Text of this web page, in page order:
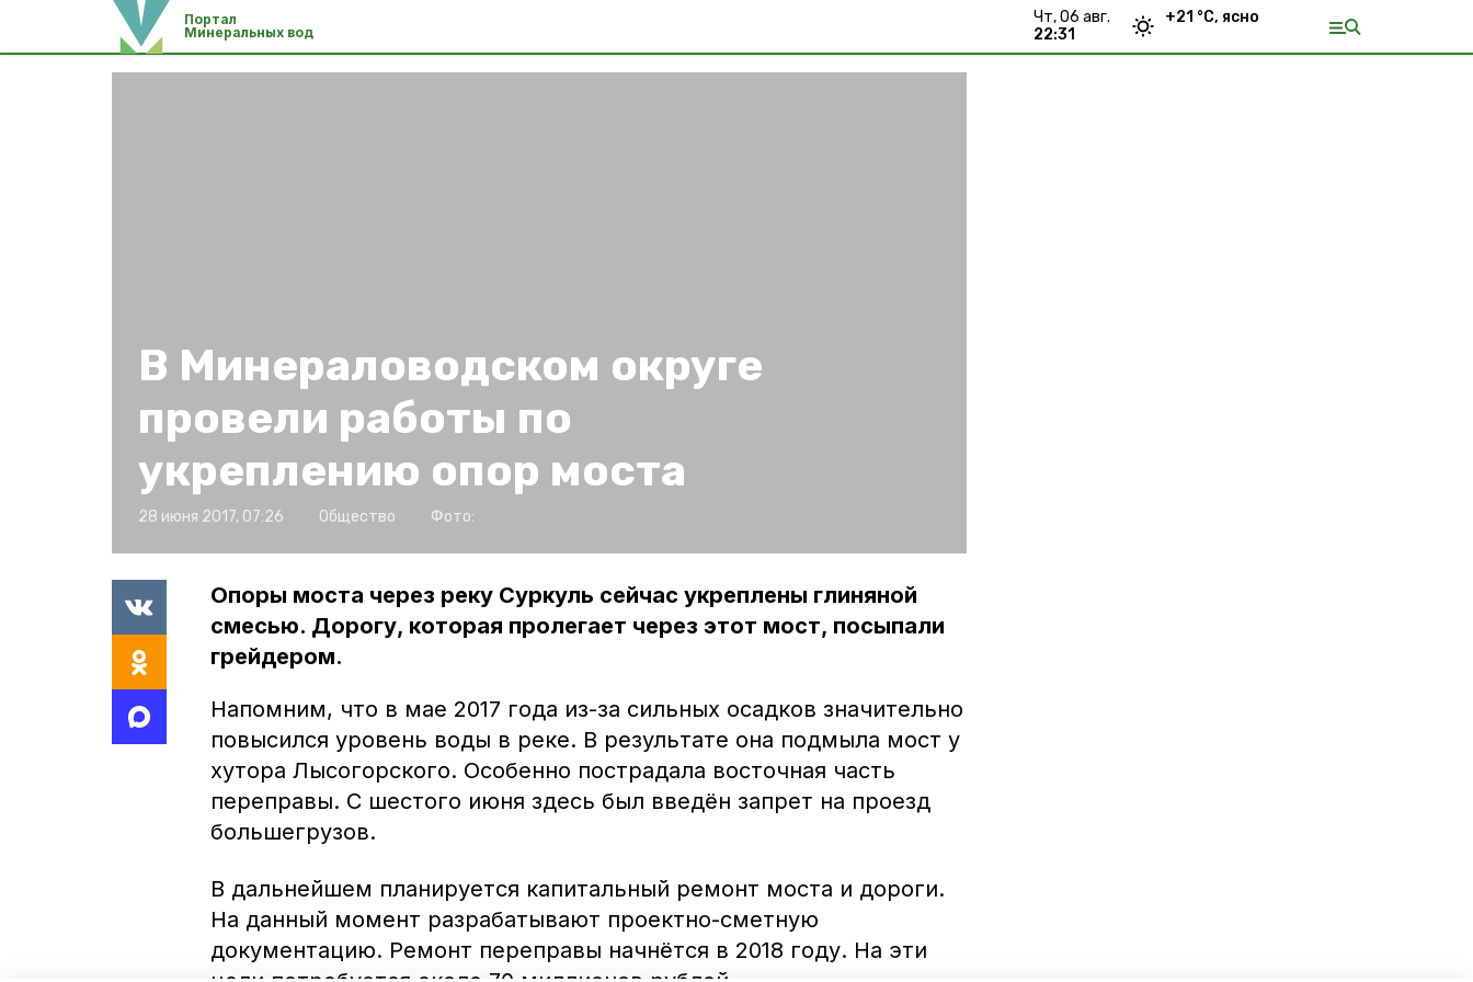
Портал
Минеральных вод
чт, 06 авг.
22:31
+21 °С, ясно
В Минераловодском округе
провели работы по
укреплению опор моста
28 июня 2017, 07:26 Общество Фото:
Опоры моста через реку Суркуль сейчас укреплены глиняной
смесью. Дорогу, которая пролегает через этот мост, посыпали
грейдером.
Напомним, что в мае 2017 года из-за сильных осадков значительно
повысился уровень воды в реке. В результате она подмыла мост у
хутора Лысогорского. Особенно пострадала восточная часть
переправы. С шестого июня здесь был введён запрет на проезд
большегрузов.
В дальнейшем планируется капитальный ремонт моста и дороги.
На данный момент разрабатывают проектно-сметную
документацию. Ремонт переправы начнётся в 2018 году. На эти